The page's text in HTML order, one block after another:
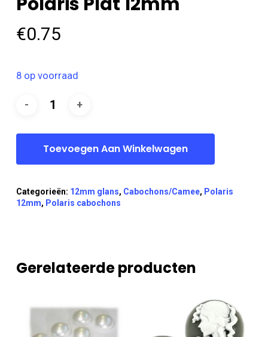
€0.75
8 op voorraad
Toevoegen Aan Winkelwagen
Categorieën: 12mm glans, Cabochons/Camee, Polaris
12mm, Polaris cabochons
Gerelateerde producten